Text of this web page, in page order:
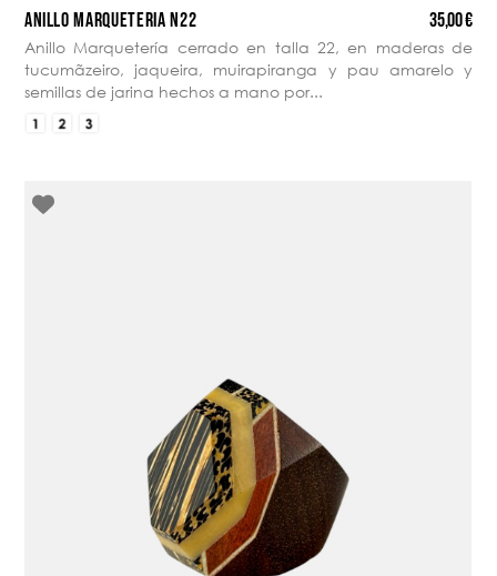
ANILLO MARQUETERÍA N22 35,00 €
Anillo Marquetería cerrado en talla 22, en maderas de
tucumãzeiro, jaqueira, muirapiranga y pau amarelo y
semillas de jarina hechos a mano por...